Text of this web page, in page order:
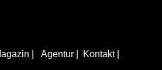
| Agentur | Kontakt |